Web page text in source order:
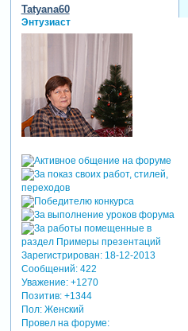
Tatyana60
Энтузиаст
Зарегистрирован: 18-12-2013
Сообщений:422
Уважение: +1270
Позитив: +1344
Пол:Женский
Провел на форуме: